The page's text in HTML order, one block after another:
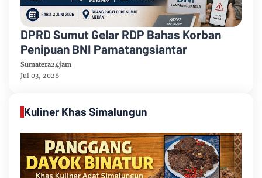
DPRD Sumut Gelar RDP Bahas Korban
Penipuan BNI Pamatangsiantar
Sumatera24jam
Jul 03, 2026
Kuliner Khas Simalungun